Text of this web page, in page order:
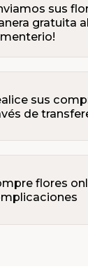
sus
gratuita
sus
de
flores